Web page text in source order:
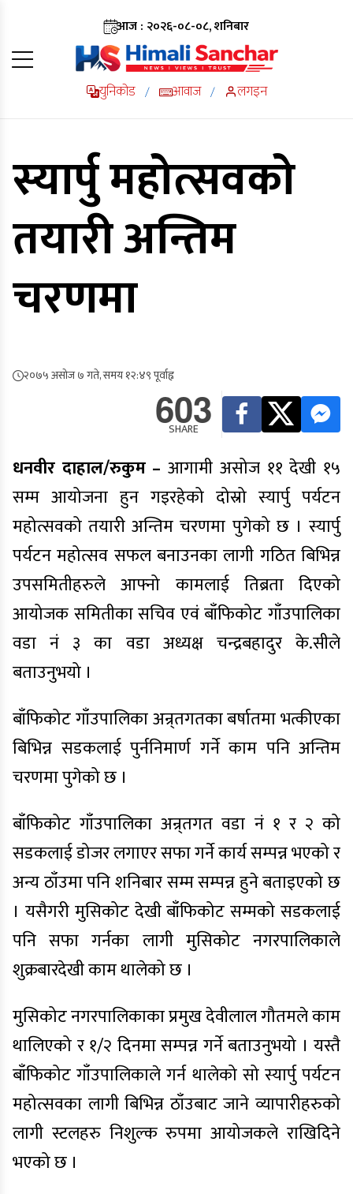
आज : २०२६-०८-०८, शनिबार
युनिकोड / आवाज / लगइन
स्यार्पु महोत्सवको
तयारी अन्तिम
चरणमा
२०७५ असोज ७ गते, समय १२:४९ पूर्वाह्न
603
SHARE
धनवीर दाहाल/रुकुम – आगामी असोज ११ देखी १५
सम्म आयोजना हुन गइरहेको दोस्रो स्यार्पु पर्यटन
महोत्सवको तयारी अन्तिम चरणमा पुगेको छ । स्यार्पु
पर्यटन महोत्सव सफल बनाउनका लागी गठित बिभिन्न
उपसमितीहरुले आफ्नो कामलाई तिब्रता दिएको
आयोजक समितीका सचिव एवं बाँफिकोट गाँउपालिका
वडा नं ३ का वडा अध्यक्ष चन्द्रबहादुर के.सीले
बताउनुभयो ।
बाँफिकोट गाँउपालिका अन्र्तगतका बर्षातमा भत्कीएका
बिभिन्न सडकलाई पुर्ननिमार्ण गर्ने काम पनि अन्तिम
चरणमा पुगेको छ ।
बाँफिकोट गाँउपालिका अन्र्तगत वडा नं १ र २ को
सडकलाई डोजर लगाएर सफा गर्ने कार्य सम्पन्न भएको र
अन्य ठाँउमा पनि शनिबार सम्म सम्पन्न हुने बताइएको छ
। यसैगरी मुसिकोट देखी बाँफिकोट सम्मको सडकलाई
पनि सफा गर्नका लागी मुसिकोट नगरपालिकाले
शुक्रबारदेखी काम थालेको छ ।
मुसिकोट नगरपालिकाका प्रमुख देवीलाल गौतमले काम
थालिएको र १/२ दिनमा सम्पन्न गर्ने बताउनुभयो । यस्तै
बाँफिकोट गाँउपालिकाले गर्न थालेको सो स्यार्पु पर्यटन
महोत्सवका लागी बिभिन्न ठाँउबाट जाने व्यापारीहरुको
लागी स्टलहरु निशुल्क रुपमा आयोजकले राखिदिने
भएको छ ।